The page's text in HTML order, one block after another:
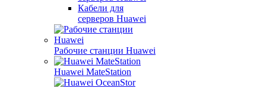
Кабели для
серверов Huawei
Рабочие станции Huawei
Huawei MateStation